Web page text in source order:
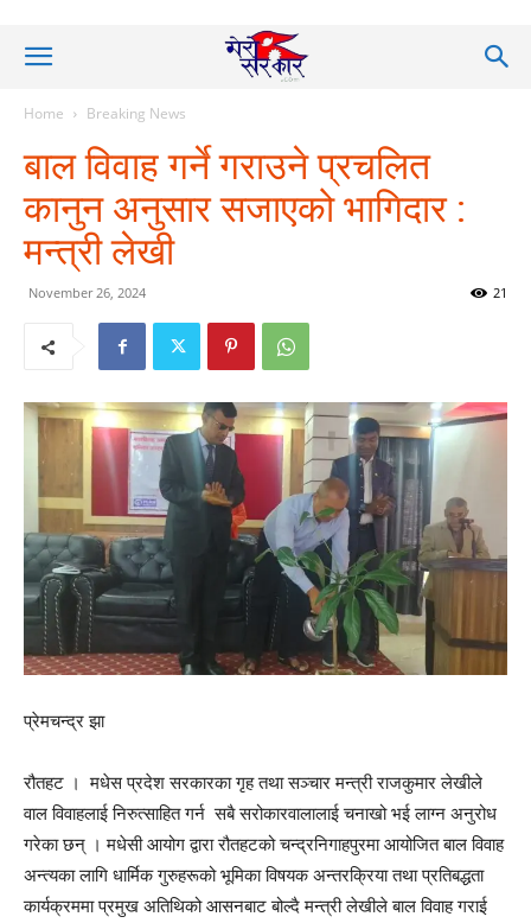
Home Breaking News
बाल विवाह गर्ने गराउने प्रचलित
कानुन अनुसार सजाएको भागिदार :
मन्त्री लेखी
November 26, 2024 21
प्रेमचन्द्र झा
रौतहट । मधेस प्रदेश सरकारका गृह तथा सञ्चार मन्त्री राजकुमार लेखीले
वाल विवाहलाई निरुत्साहित गर्न सबै सरोकारवालालाई चनाखो भई लाग्न अनुरोध
गरेका छन् । मधेसी आयोग द्वारा रौतहटको चन्द्रनिगाहपुरमा आयोजित बाल विवाह
अन्त्यका लागि धार्मिक गुरुहरूको भूमिका विषयक अन्तरक्रिया तथा प्रतिबद्धता
कार्यक्रममा प्रमुख अतिथिको आसनबाट बोल्दै मन्त्री लेखीले बाल विवाह गराई